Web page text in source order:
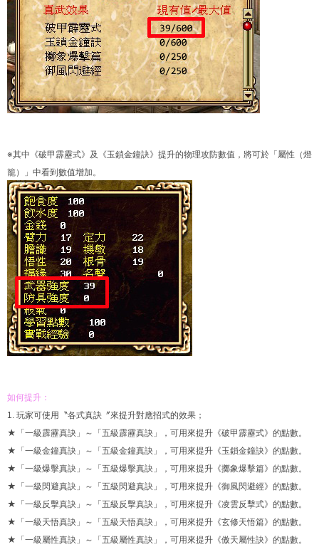
※其中《破甲霹靂式》及《玉鎖金鐘訣》提升的物理攻防數值，將可於「屬性（燈
籠）」中看到數值增加。
如何提升：
1. 玩家可使用〝各式真訣〞來提升對應招式的效果；
★「一級霹靂真訣」～「五級霹靂真訣」，可用來提升《破甲霹靂式》的點數。
★「一級金鐘真訣」～「五級金鐘真訣」，可用來提升《玉鎖金鐘訣》的點數。
★「一級爆擊真訣」～「五級爆擊真訣」，可用來提升《擲象爆擊篇》的點數。
★「一級閃避真訣」～「五級閃避真訣」，可用來提升《御風閃避經》的點數。
★「一級反擊真訣」～「五級反擊真訣」，可用來提升《凌雲反擊式》的點數。
★「一級天悟真訣」～「五級天悟真訣」，可用來提升《玄修天悟篇》的點數。
★「一級屬性真訣」～「五級屬性真訣」，可用來提升《傲天屬性訣》的點數。